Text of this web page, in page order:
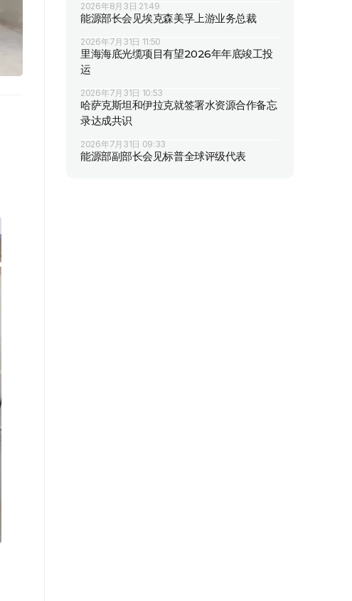
2026年8月3日 21:49
能源部长会见埃克森美孚上游业务总裁
2026年7月31日 11:50
里海海底光缆项目有望2026年年底竣工投
运
2026年7月31日 10:53
哈萨克斯坦和伊拉克就签署水资源合作备忘
录达成共识
2026年7月31日 09:33
能源部副部长会见标普全球评级代表